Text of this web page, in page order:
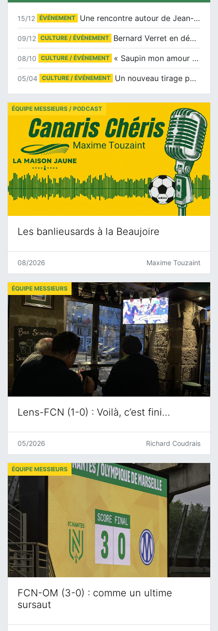
15/12 ÉVÉNEMENT Une rencontre autour de Jean-Claude Suaudeau
09/12 CULTURE / ÉVÉNEMENT Bernard Verret en dédicaces le samedi 13 décembre à l’Espace Culturel Atlantis
08/10 CULTURE / ÉVÉNEMENT « Saupin mon amour » au salon du livre de Trentemoult
05/04 CULTURE / ÉVÉNEMENT Un nouveau tirage pour le Docu-BD
Les banlieusards à la Beaujoire
ÉQUIPE MESSIEURS / PODCAST
08/2026 Maxime Touzaint
Lens-FCN (1-0) : Voilà, c’est fini…
ÉQUIPE MESSIEURS
05/2026 Richard Coudrais
FCN-OM (3-0) : comme un ultime
sursaut
ÉQUIPE MESSIEURS